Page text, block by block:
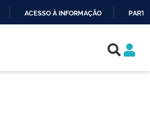
ACESSO À INFORMAÇÃO